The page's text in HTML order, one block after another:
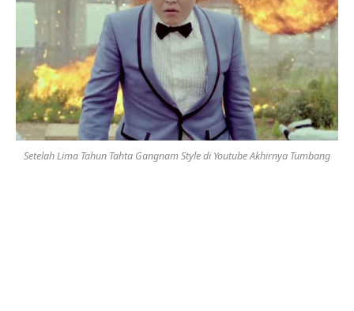
Setelah Lima Tahun Tahta Gangnam Style di Youtube Akhirnya Tumbang